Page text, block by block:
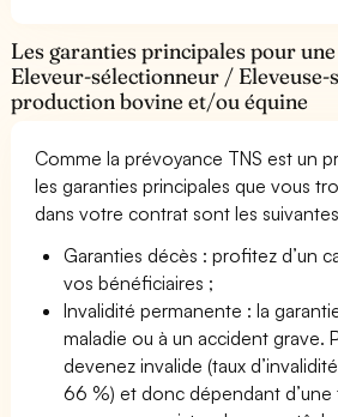
Les garanties principales pour
Eleveur-sélectionneur / Eleveuse-
production bovine et/ou équine
Comme la prévoyance TNS est un
les garanties principales que vous
dans votre contrat sont les
Garanties décès : profitez d’un
vos bénéficiaires ;
Invalidité permanente : la
maladie ou à un accident grave.
devenez invalide (taux
66 %) et donc dépendant